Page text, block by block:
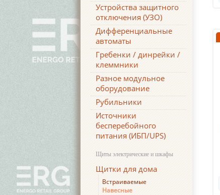
Устройства защитного
отключения (УЗО)
Дифференциальные
автоматы
Гребенки / динрейки /
клеммники
Разное модульное
оборудование
Рубильники
Источники
бесперебойного
питания (ИБП/UPS)
Щиты электрические и шкафы
Щитки для дома
Встраиваемые
Навесные